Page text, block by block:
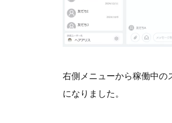
右側メニューから稼働中の
になりました。